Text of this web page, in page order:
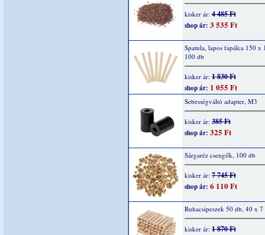
kisker ár: 4 485 Ft
shop ár: 3 535 Ft
Spatula, lapos fapálca 150 x
100 db
kisker ár: 1 830 Ft
shop ár: 1 055 Ft
Sebességváltó adapter, M3
kisker ár: 385 Ft
shop ár: 325 Ft
Sárgaréz csengők, 100 db
kisker ár: 7 745 Ft
shop ár: 6 110 Ft
Ruhacsipeszek 50 db, 40 x
kisker ár: 1 870 Ft